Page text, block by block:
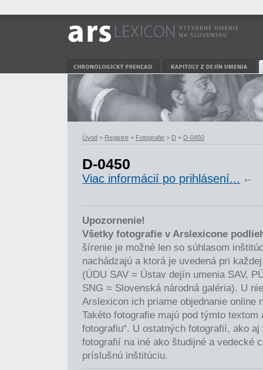
Úvod > Registre > Fotografie > D > D-0450
D-0450
Viac informácií po prihlásení...
Upozornenie!
Všetky fotografie v Arslexicone
šírenie je možné len so súhlasom
nachádzajú a ktorá je uvedená pri
(ÚDU SAV = Ústav dejín umenia SAV,
SNG = Slovenská národná galéria). U
Arslexicon ich priame objednanie online
Takéto fotografie majú pod týmto
fotografiu“. U ostatných fotografií, ako
fotografií na iné ako študijné a vedecké
príslušnú inštitúciu.